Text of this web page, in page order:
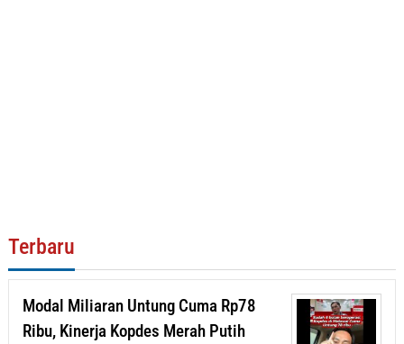
Terbaru
Modal Miliaran Untung Cuma Rp78
Ribu, Kinerja Kopdes Merah Putih